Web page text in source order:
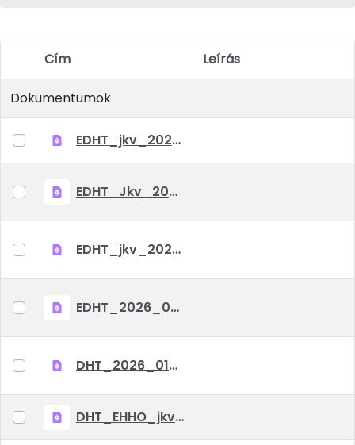
Elem kiválasztása
Cím Leírás
Dokumentumok
EDHT_jkv_2026_07_07
EDHT_Jkv_2026_06_03
EDHT_jkv_2026_04_23
EDHT_2026_03_05_jkv
DHT_2026_01_14_jkv
DHT_EHHO_jkv_2026_01_22